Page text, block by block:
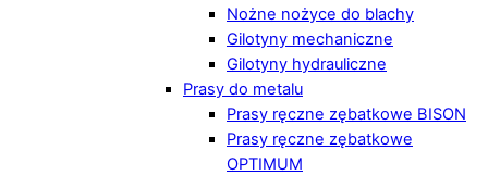
Nożne nożyce do blachy
Gilotyny mechaniczne
Gilotyny hydrauliczne
Prasy do metalu
Prasy ręczne zębatkowe BISON
Prasy ręczne zębatkowe
OPTIMUM